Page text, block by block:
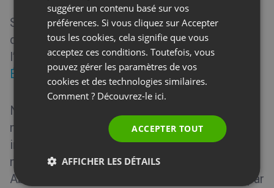
Si les étapes qui précèdent ne permettent pas
de résoudre le problème, redémarrez
l’ordinateur et le routeur ou contactez notre
Équipe d’experts.
Nous recommandons fortement de consulter
notre
page de statut
. Elle contient des
informations à jour concernant nos serveurs,
nos pages Web et bien d’autres choses.
Abonnez-vous pour recevoir des messages par
SPANISH
PORTUGUESE
suggérer un contenu basé sur vos
préférences. Si vous cliquez sur Accepter
tous les cookies, cela signifie que vous
acceptez ces conditions. Toutefois, vous
pouvez gérer les paramètres de vos
cookies et des technologies similaires.
Comment ? Découvrez-le ici.
ACCEPTER TOUT
AFFICHER LES DÉTAILS